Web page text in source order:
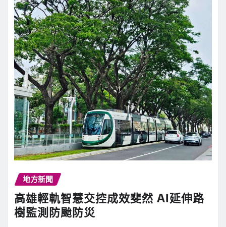
地方新聞
高雄輕軌智慧交控成效斐然 AI延伸路
樹監測防颱防災